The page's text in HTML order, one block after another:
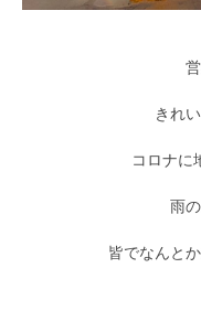
きれ
コロナに
雨
皆でなんと